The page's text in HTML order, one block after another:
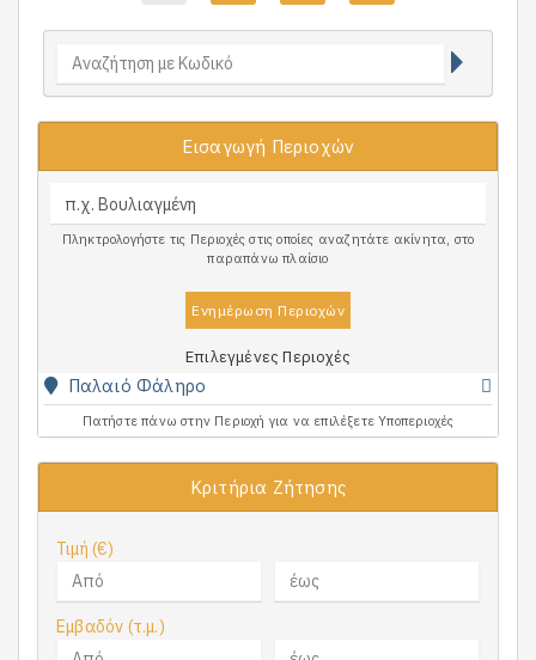
Εισαγωγή Περιοχών
Πληκτρολογήστε τις Περιοχές στις οποίες αναζητάτε ακίνητα, στο
παραπάνω πλαίσιο
Ενημέρωση Περιοχών
Επιλεγμένες Περιοχές
Παλαιό Φάληρο
Πατήστε πάνω στην Περιοχή για να επιλέξετε Υποπεριοχές
Κριτήρια Ζήτησης
Τιμή (€)
Εμβαδόν (τ.μ.)